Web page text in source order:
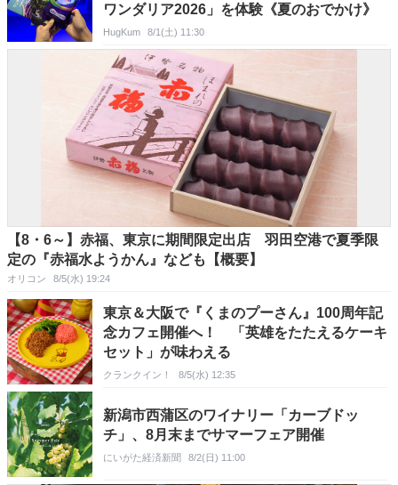
ワンダリア2026」を体験《夏のおでかけ》
HugKum 8/1(土) 11:30
【8・6～】赤福、東京に期間限定出店 羽田空港で夏季限
定の『赤福水ようかん』なども【概要】
オリコン 8/5(水) 19:24
東京＆大阪で『くまのプーさん』100周年記
念カフェ開催へ！ 「英雄をたたえるケーキ
セット」が味わえる
クランクイン！ 8/5(水) 12:35
新潟市西蒲区のワイナリー「カーブドッ
チ」、8月末までサマーフェア開催
にいがた経済新聞 8/2(日) 11:00